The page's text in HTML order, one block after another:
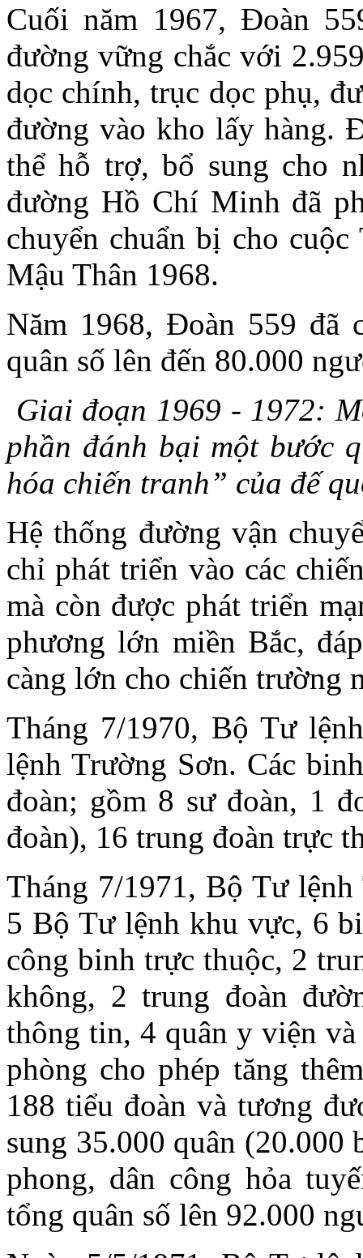
Cuối năm 1967, Đoàn
đường vững chắc với
dọc chính, trục dọc phụ,
đường vào kho lấy hàng.
thể hỗ trợ, bổ sung cho
đường Hồ Chí Minh đã
chuyển chuẩn bị cho
Mậu Thân 1968.
Năm 1968, Đoàn 559 đã
quân số lên đến 80.000
Giai đoạn 1969 - 1972:
phần đánh bại một bước
hóa chiến tranh” của đế
Hệ thống đường vận
chỉ phát triển vào các
mà còn được phát triển
phương lớn miền Bắc,
càng lớn cho chiến trường
Tháng 7/1970, Bộ Tư
lệnh Trường Sơn. Các
đoàn; gồm 8 sư đoàn, 1
đoàn), 16 trung đoàn trực
Tháng 7/1971, Bộ Tư
5 Bộ Tư lệnh khu vực, 6
công binh trực thuộc, 2
không, 2 trung đoàn
thông tin, 4 quân y viện
phòng cho phép tăng
188 tiểu đoàn và tương
sung 35.000 quân (20.000
phong, dân công hỏa
tổng quân số lên 92.000